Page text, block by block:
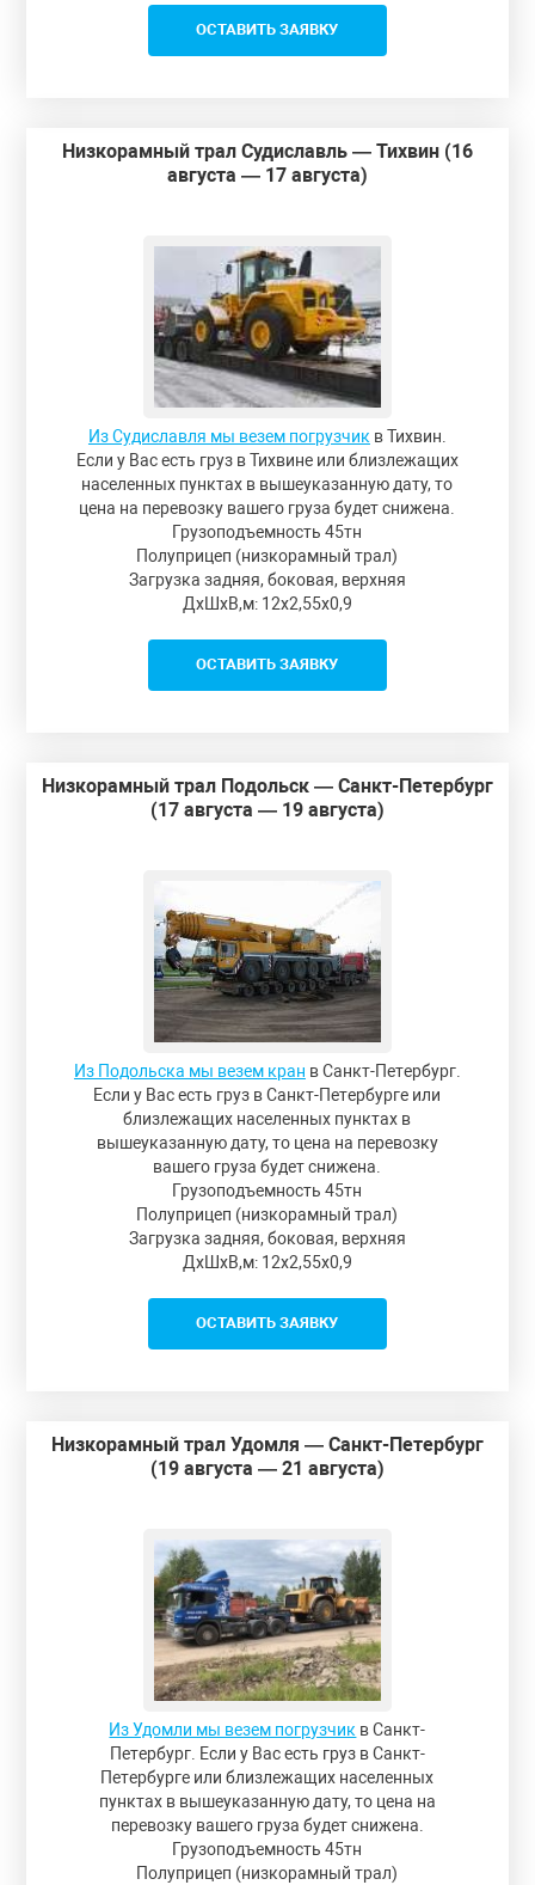
ОСТАВИТЬ ЗАЯВКУ
Низкорамный трал Судиславль — Тихвин (16
августа — 17 августа)
Из Судиславля мы везем погрузчик в Тихвин.
Если у Вас есть груз в Тихвине или близлежащих
населенных пунктах в вышеуказанную дату, то
цена на перевозку вашего груза будет снижена.
Грузоподъемность 45тн
Полуприцеп (низкорамный трал)
Загрузка задняя, боковая, верхняя
ДxШxВ,м: 12x2,55x0,9
ОСТАВИТЬ ЗАЯВКУ
Низкорамный трал Подольск — Санкт-Петербург
(17 августа — 19 августа)
Из Подольска мы везем кран в Санкт-Петербург.
Если у Вас есть груз в Санкт-Петербурге или
близлежащих населенных пунктах в
вышеуказанную дату, то цена на перевозку
вашего груза будет снижена.
Грузоподъемность 45тн
Полуприцеп (низкорамный трал)
Загрузка задняя, боковая, верхняя
ДxШxВ,м: 12x2,55x0,9
ОСТАВИТЬ ЗАЯВКУ
Низкорамный трал Удомля — Санкт-Петербург
(19 августа — 21 августа)
Из Удомли мы везем погрузчик в Санкт-
Петербург. Если у Вас есть груз в Санкт-
Петербурге или близлежащих населенных
пунктах в вышеуказанную дату, то цена на
перевозку вашего груза будет снижена.
Грузоподъемность 45тн
Полуприцеп (низкорамный трал)